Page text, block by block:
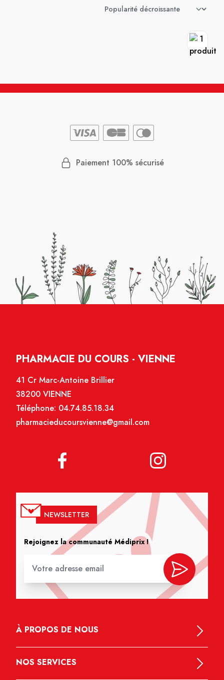
Paiement 100% sécurisé
PHARMACIE DU COURS - VIENNE
41 Cr Marc-Antoine Brillier
38200 VIENNE
Téléphone: 04.74.85.18.34
pharmacieducoursvienne@gmail.com
NEWSLETTER
Rejoignez la communauté Médiprix !
À PROPOS DE NOUS
NOS SERVICES